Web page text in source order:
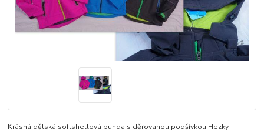
Krásná dětská softshellová bunda s děrovanou podšívkou.Hezky